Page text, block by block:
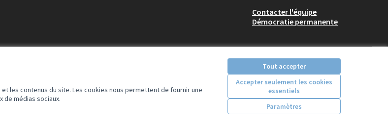
les contenus du site. Les cookies nous permettent de fournir une
de médias sociaux.
Tout accepter
Accepter seulement les cookies
essentiels
Paramètres
Contacter l'équipe
Démocratie permanente
Licence Creative
(Lien externe)